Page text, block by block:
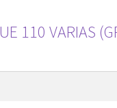
110 VARIAS